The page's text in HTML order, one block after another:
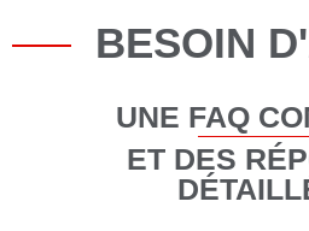
BESOIN
UNE FAQ
ET DES